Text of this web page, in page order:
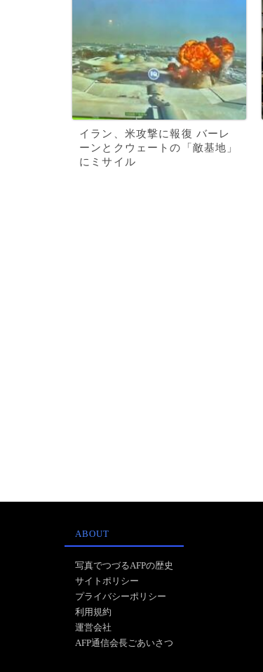
イラン、米攻撃に報復 バーレ
ーンとクウェートの「敵基地」
にミサイル
ABOUT
写真でつづるAFPの歴史
サイトポリシー
プライバシーポリシー
利用規約
運営会社
AFP通信会長ごあいさつ